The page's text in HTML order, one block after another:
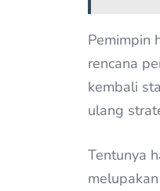
Pemimpin
rencana
kembali
ulang
Tentunya